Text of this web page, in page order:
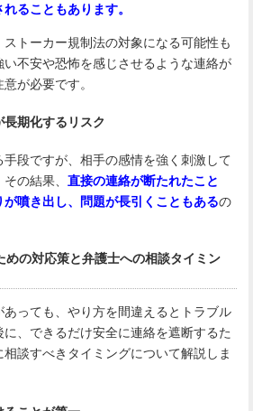
ることもあります。
トーカー規制法の対象になる可能性も
不安や恐怖を感じさせるような連絡が
が必要です。
期化するリスク
段ですが、相手の感情を強く刺激して
の結果、 直接の連絡が断たれたこと
噴き出し、問題が長引く こともあるの
めの対応策と弁護士への相談タイミン
っても、やり方を間違えるとトラブル
、できるだけ安全に連絡を遮断するた
談すべきタイミングについて解説しま